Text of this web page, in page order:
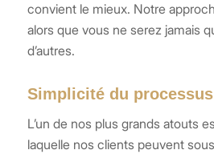
convient le mieux. Notre
alors que vous ne serez jamais
d’autres.
Simplicité du
L’un de nos plus grands atouts
laquelle nos clients peuvent